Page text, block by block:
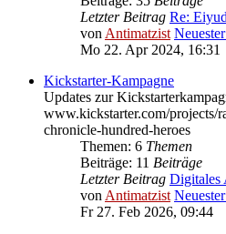
Letzter Beitrag Re:
vonAntimatzist
Mo 22. Apr 2024, 16:31
Kickstarter-Kampagne
Updates zur
www.kickstarter.com/projects/
chronicle-hundred-heroes
Themen: 6 Themen
Beiträge: 11 Beiträge
Letzter Beitrag Digitales
vonAntimatzist
Fr 27. Feb 2026, 09:44